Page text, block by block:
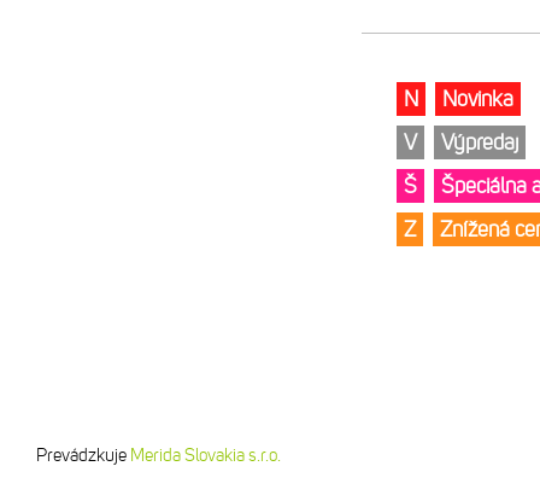
N
Novinka
V
Výpredaj
Š
Špeciálna
Z
Znížená
Prevádzkuje Merida Slovakia s.r.o.